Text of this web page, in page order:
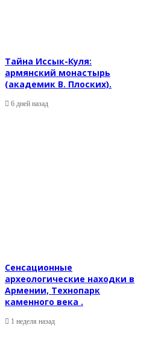
Тайна Иссык-Куля:
армянский монастырь
(академик В. Плоских).
6 дней назад
Сенсационные
археологические находки в
Армении, Технопарк
каменного века .
1 неделя назад